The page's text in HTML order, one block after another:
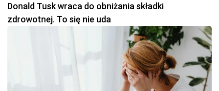
Donald Tusk wraca do obniżania składki
zdrowotnej. To się nie uda